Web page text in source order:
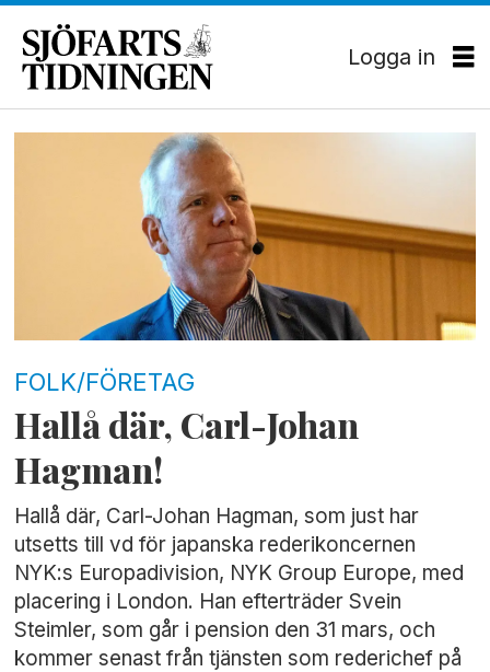
Logga in
FOLK/FÖRETAG
Hallå där, Carl-Johan
Hagman!
Hallå där, Carl-Johan Hagman, som just har
utsetts till vd för japanska rederikoncernen
NYK:s Europadivision, NYK Group Europe, med
placering i London. Han efterträder Svein
Steimler, som går i pension den 31 mars, och
kommer senast från tjänsten som rederichef på